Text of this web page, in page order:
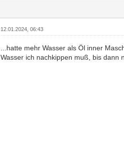
12.01.2024, 06:43
...hatte mehr Wasser als Öl inner
Wasser ich nachkippen muß, bis dann